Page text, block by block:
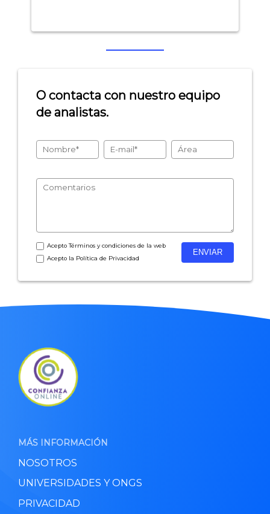
O contacta con nuestro equipo
de analistas.
AceptoTérminos y condicionesde la web
Acepto la Política de Privacidad
MÁS INFORMACIÓN
NOSOTROS
UNIVERSIDADES Y ONGS
PRIVACIDAD